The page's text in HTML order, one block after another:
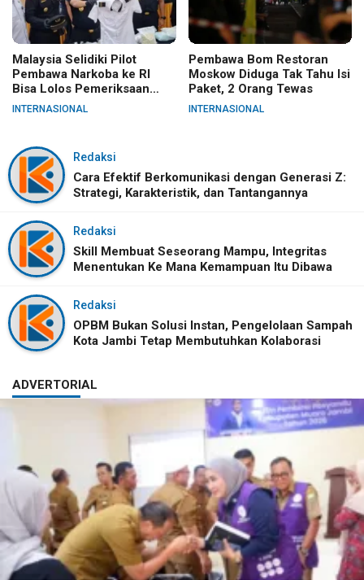
Malaysia Selidiki Pilot
Pembawa Narkoba ke RI
Bisa Lolos Pemeriksaan
KLIA
INTERNASIONAL
Pembawa Bom Restoran
Moskow Diduga Tak Tahu Isi
Paket, 2 Orang Tewas
INTERNASIONAL
Redaksi
Cara Efektif Berkomunikasi dengan Generasi Z:
Strategi, Karakteristik, dan Tantangannya
Redaksi
Skill Membuat Seseorang Mampu, Integritas
Menentukan Ke Mana Kemampuan Itu Dibawa
Redaksi
OPBM Bukan Solusi Instan, Pengelolaan Sampah
Kota Jambi Tetap Membutuhkan Kolaborasi
ADVERTORIAL